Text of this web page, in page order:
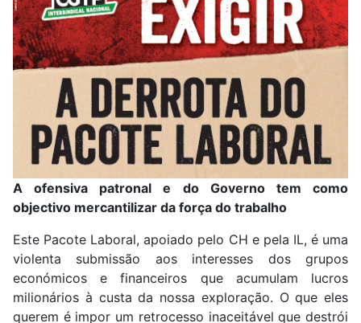
A ofensiva patronal e do Governo tem como
objectivo mercantilizar da força do trabalho
Este Pacote Laboral, apoiado pelo CH e pela IL, é uma
violenta submissão aos interesses dos grupos
económicos e financeiros que acumulam lucros
milionários à custa da nossa exploração. O que eles
querem é impor um retrocesso inaceitável que destrói